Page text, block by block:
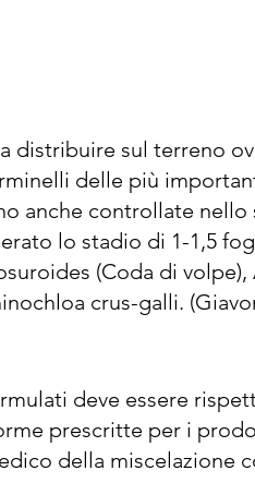
distribuire sul terreno
delle più
anche controllate
lo stadio di 1-1,5
(Coda di
crus-galli.
Dicotiledoni: Ajuga
(Anagallide), Atriplex
Cerastium
verdona), Fumaria
deve essere
prescritte per i
della miscelazione